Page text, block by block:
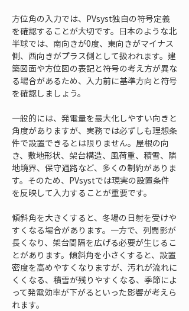
方位角の入力では、PVsyst独自の符号定義
を確認することが大切です。日本のような北
半球では、南向きが0度、東向きがマイナス
側、西向きがプラス側として扱われます。建
築図面や方位図の表記と符号の考え方が異な
る場合があるため、入力前に基準方向と符号
を確認しましょう。
一般的には、発電量を最大化しやすい向きと
角度がありますが、実務では必ずしも理想条
件で設置できるとは限りません。屋根の向
き、敷地形状、架台構造、風荷重、積雪、隣
地境界、保守通路など、多くの制約がありま
す。そのため、PVsystでは現実の設置条件
を反映して入力することが重要です。
傾斜角を大きくすると、冬場の日射を受けや
すくなる場合があります。一方で、列間影が
長くなり、架台間隔を広げる必要が生じるこ
とがあります。傾斜角を小さくすると、設置
密度を高めやすくなりますが、汚れが流れに
くくなる、積雪が残りやすくなる、季節によ
って発電効率が下がるといった影響が考えら
れます。